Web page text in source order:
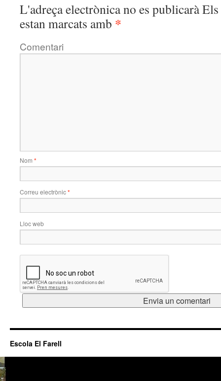
L'adreça electrònica no es publicaràEls
estan marcats amb *
Comentari
Nom *
Correu electrònic*
Lloc web
Escola El Farell